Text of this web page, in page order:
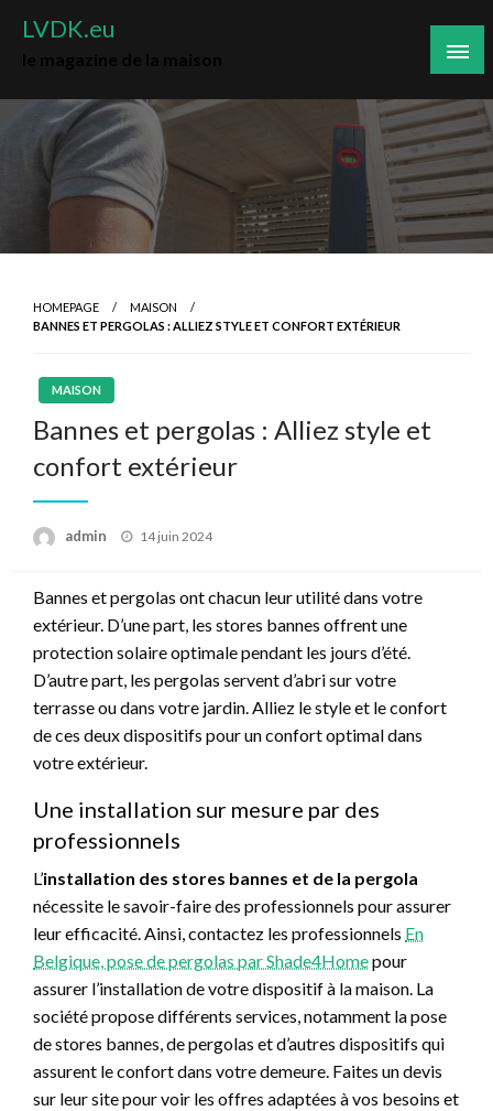
LVDK.eu
HOMEPAGE
MAISON
BANNES ET PERGOLAS : ALLIEZ STYLE ET CONFORT EXTÉRIEUR
MAISON
Bannes et pergolas : Alliez style et
confort extérieur
admin
Posted
14 juin 2024
Bannes et pergolas ont chacun leur utilité dans votre
extérieur. D’une part, les stores bannes offrent une
protection solaire optimale pendant les jours d’été.
D’autre part, les pergolas servent d’abri sur votre
terrasse ou dans votre jardin. Alliez le style et le confort
de ces deux dispositifs pour un confort optimal dans
votre extérieur.
Une installation sur mesure par des
professionnels
L’installation des stores bannes et de la pergola
nécessite le savoir-faire des professionnels pour assurer
leur efficacité. Ainsi, contactez les professionnels En
Belgique, pose de pergolas par Shade4Homepour
assurer l’installation de votre dispositif à la maison. La
société propose différents services, notamment la pose
de stores bannes, de pergolas et d’autres dispositifs qui
assurent le confort dans votre demeure. Faites un devis
sur leur site pour voir les offres adaptées à vos besoins et